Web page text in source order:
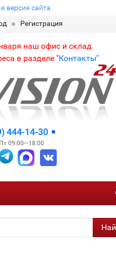
версия сайта
Регистрация
наш офис и склад
в разделе "Контакты"
444-14-30
09:00—18:00